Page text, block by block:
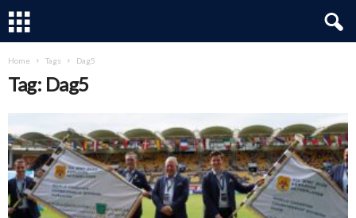
Home Tags Dag5
Tag: Dag5